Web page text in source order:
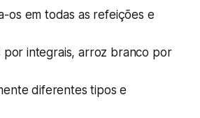
os em todas as refeições e
por integrais, arroz branco por
diferentes tipos e